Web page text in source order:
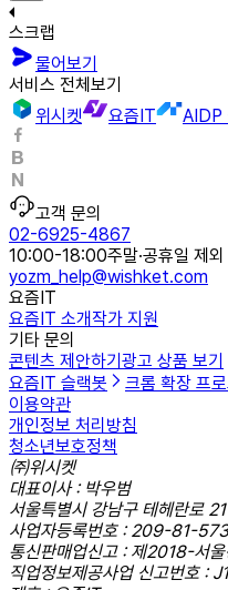
스크랩
물어보기
서비스 전체보기
위시켓
요즘IT AIDP
고객 문의
02-6925-4867
10:00-18:00주말·공휴일 제외
yozm_help@wishket.com
요즘IT
요즘IT 소개작가 지원
기타 문의
콘텐츠 제안하기 광고 상품 보기
요즘IT 슬랙봇
크롬 확장 프
이용약관
개인정보 처리방침
청소년보호정책
㈜위시켓
대표이사 : 박우범
서울특별시 강남구 테헤란로
사업자등록번호 : 209-81-
통신판매업신고 : 제2018-서
직업정보제공사업 신고번호